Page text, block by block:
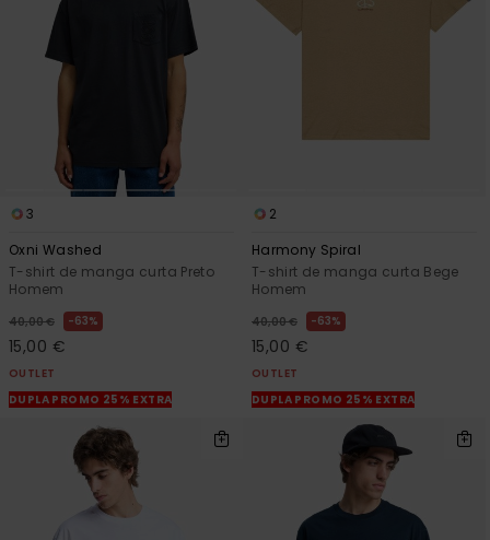
3
Oxni Washed
T-shirt de manga curta Preto
Homem
40,00 € 63%
15,00 €
OUTLET
DUPLA PROMO 25% EXTRA
2
Harmony Spiral
T-shirt de manga curta Bege
Homem
40,00 € 63%
15,00 €
OUTLET
DUPLA PROMO 25% EXTRA